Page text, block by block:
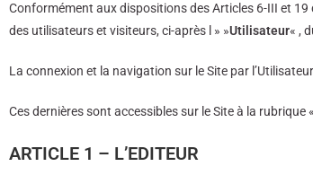
Conformément aux dispositions des Articles 6-III et 19
des utilisateurs et visiteurs, ci-après l » »Utilisateur« ,
La connexion et la navigation sur le Site par
Ces dernières sont accessibles sur le Site à la rubrique «
ARTICLE 1 – L’EDITEUR